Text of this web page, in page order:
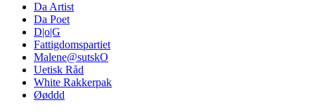
Da Artist
Da Poet
D|o|G
Fattigdomspartiet
Malene@sutskO
Uetisk Råd
White Rakkerpak
Øøddd